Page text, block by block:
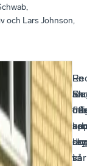
och Lars Johnson,
i
–
så
En
var
–
En
ta